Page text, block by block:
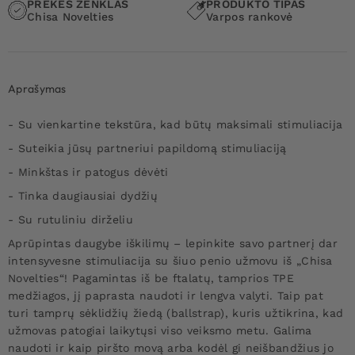
PREKĖS ŽENKLAS
Chisa Novelties
PRODUKTO TIPAS
Varpos rankovė
Aprašymas
- Su vienkartine tekstūra, kad būtų maksimali stimuliacija
- Suteikia jūsų partneriui papildomą stimuliaciją
- Minkštas ir patogus dėvėti
- Tinka daugiausiai dydžių
- Su rutuliniu dirželiu
Aprūpintas daugybe iškilimų – lepinkite savo partnerį dar
intensyvesne stimuliacija su šiuo penio užmovu iš „Chisa
Novelties“! Pagamintas iš be ftalatų, tamprios TPE
medžiagos, jį paprasta naudoti ir lengva valyti. Taip pat
turi tamprų sėklidžių žiedą (ballstrap), kuris užtikrina, kad
užmovas patogiai laikytųsi viso veiksmo metu. Galima
naudoti ir kaip piršto movą arba kodėl gi neišbandžius jo